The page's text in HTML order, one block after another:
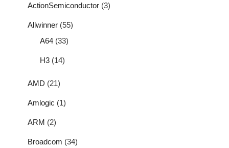
ActionSemiconductor (3)
Allwinner (55)
A64 (33)
H3 (14)
AMD (21)
Amlogic (1)
ARM (2)
Broadcom (34)